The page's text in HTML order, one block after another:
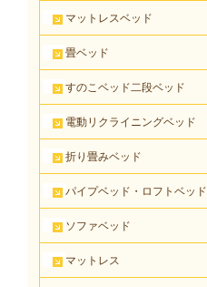
マットレスベッド
畳ベッド
すのこベッド二段ベッド
電動リクライニングベッド
折り畳みベッド
パイプベッド・ロフトベッド
ソファベッド
マットレス